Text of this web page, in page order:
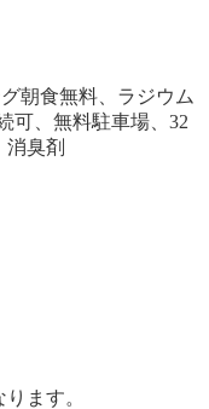
朝食無料、ラジウム
可、無料駐車場、32
臭剤
ます。